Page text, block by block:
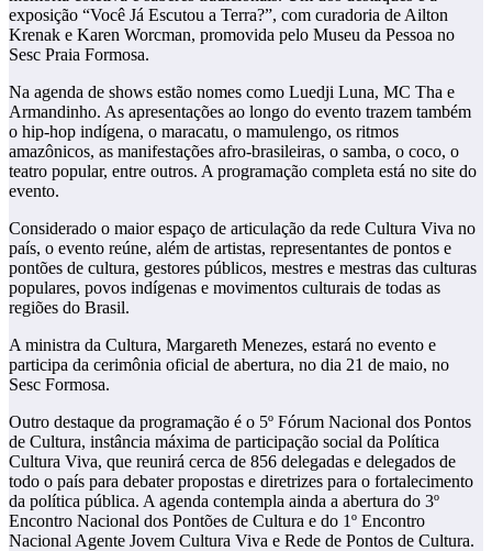
exposição “Você Já Escutou a Terra?”, com curadoria de Ailton
Krenak e Karen Worcman, promovida pelo Museu da Pessoa no
Sesc Praia Formosa.
Na agenda de shows estão nomes como Luedji Luna, MC Tha e
Armandinho. As apresentações ao longo do evento trazem também
o hip-hop indígena, o maracatu, o mamulengo, os ritmos
amazônicos, as manifestações afro-brasileiras, o samba, o coco, o
teatro popular, entre outros. A programação completa está no site do
evento.
Considerado o maior espaço de articulação da rede Cultura Viva no
país, o evento reúne, além de artistas, representantes de pontos e
pontões de cultura, gestores públicos, mestres e mestras das culturas
populares, povos indígenas e movimentos culturais de todas as
regiões do Brasil.
A ministra da Cultura, Margareth Menezes, estará no evento e
participa da cerimônia oficial de abertura, no dia 21 de maio, no
Sesc Formosa.
Outro destaque da programação é o 5º Fórum Nacional dos Pontos
de Cultura, instância máxima de participação social da Política
Cultura Viva, que reunirá cerca de 856 delegadas e delegados de
todo o país para debater propostas e diretrizes para o fortalecimento
da política pública. A agenda contempla ainda a abertura do 3º
Encontro Nacional dos Pontões de Cultura e do 1º Encontro
Nacional Agente Jovem Cultura Viva e Rede de Pontos de Cultura.